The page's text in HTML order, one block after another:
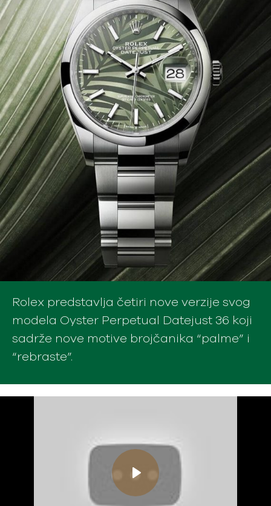
Rolex predstavlja četiri nove verzije svog
modela Oyster Perpetual Datejust 36 koji
sadrže nove motive brojčanika “palme” i
“rebraste”.